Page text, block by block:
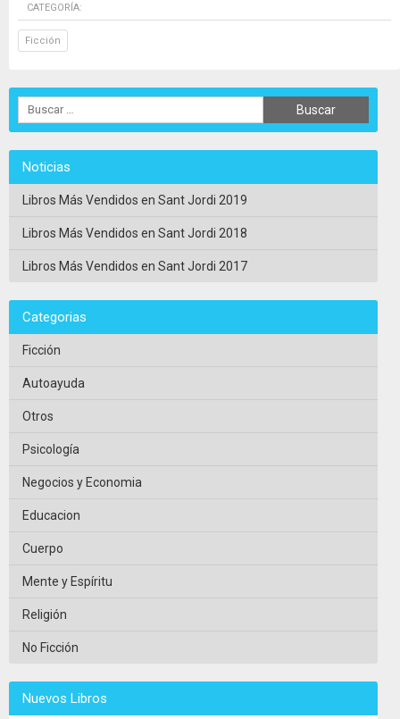
CATEGORÍA:
Ficción
Noticias
Libros Más Vendidos en Sant Jordi 2019
Libros Más Vendidos en Sant Jordi 2018
Libros Más Vendidos en Sant Jordi 2017
Categorias
Ficción
Autoayuda
Otros
Psicología
Negocios y Economia
Educacion
Cuerpo
Mente y Espíritu
Religión
No Ficción
Nuevos Libros